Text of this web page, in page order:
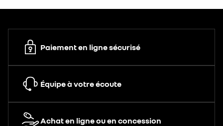
Paiement en ligne sécurisé
Équipe à votre écoute
Achat en ligne ou en concession